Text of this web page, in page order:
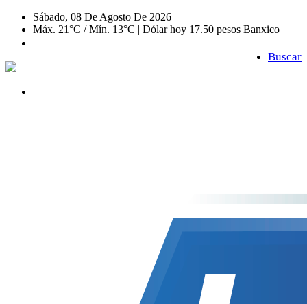
Sábado, 08 De Agosto De 2026
Máx. 21°C / Mín. 13°C | Dólar hoy 17.50 pesos Banxico
Buscar